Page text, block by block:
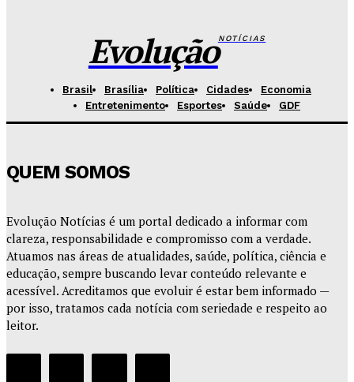
EvoluçãoNOTÍCIAS
Brasil Brasília Política Cidades
Economia
Entretenimento
Esportes Saúde GDF
QUEM SOMOS
Evolução Notícias é um portal dedicado a informar com
clareza, responsabilidade e compromisso com a verdade.
Atuamos nas áreas de atualidades, saúde, política, ciência e
educação, sempre buscando levar conteúdo relevante e
acessível. Acreditamos que evoluir é estar bem informado —
por isso, tratamos cada notícia com seriedade e respeito ao
leitor.